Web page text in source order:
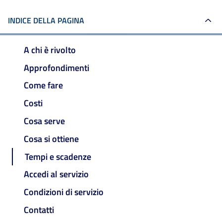
INDICE DELLA PAGINA
A chi è rivolto
Approfondimenti
Come fare
Costi
Cosa serve
Cosa si ottiene
Tempi e scadenze
Accedi al servizio
Condizioni di servizio
Contatti